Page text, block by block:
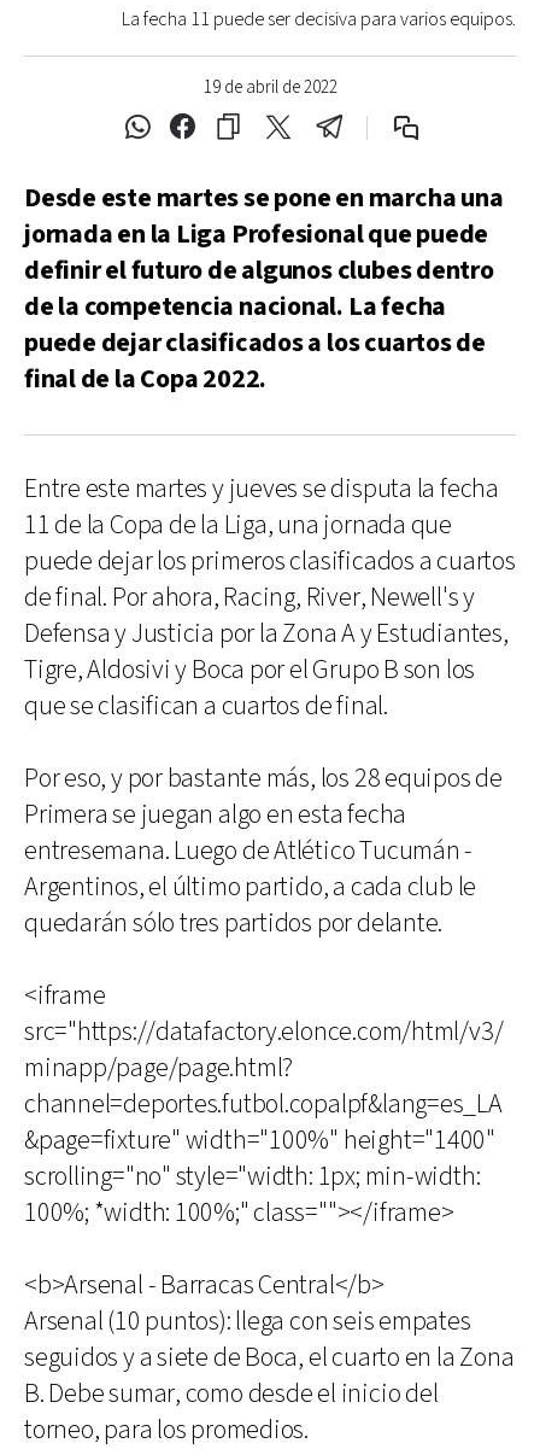
19 de abril de 2022
La fecha 11 puede ser decisiva para varios equipos.
Desde este martes se pone en marcha una
jornada en la Liga Profesional que puede
definir el futuro de algunos clubes dentro
de la competencia nacional. La fecha
puede dejar clasificados a los cuartos de
final de la Copa 2022.
Entre este martes y jueves se disputa la fecha
11 de la Copa de la Liga, una jornada que
puede dejar los primeros clasificados a cuartos
de final. Por ahora, Racing, River, Newell's y
Defensa y Justicia por la Zona A y Estudiantes,
Tigre, Aldosivi y Boca por el Grupo B son los
que se clasifican a cuartos de final.
Por eso, y por bastante más, los 28 equipos de
Primera se juegan algo en esta fecha
entresemana. Luego de Atlético Tucumán -
Argentinos, el último partido, a cada club le
quedarán sólo tres partidos por delante.
<iframe
src="https://datafactory.elonce.com/html/v3/
minapp/page/page.html?
channel=deportes.futbol.copalpf&lang=es_LA
&page=fixture" width="100%" height="1400"
scrolling="no" style="width: 1px; min-width:
100%; *width: 100%;" class=""></iframe>
<b>Arsenal - Barracas Central</b>
Arsenal (10 puntos): llega con seis empates
seguidos y a siete de Boca, el cuarto en la Zona
B. Debe sumar, como desde el inicio del
torneo, para los promedios.